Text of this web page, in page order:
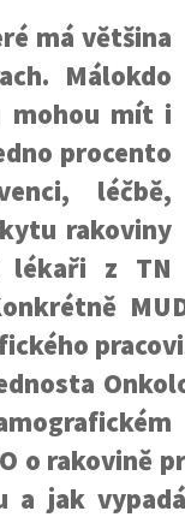
má většina
Málokdo
mohou mít i
procento
léčbě,
rakoviny
lékaři z TN
o rakovině
jak